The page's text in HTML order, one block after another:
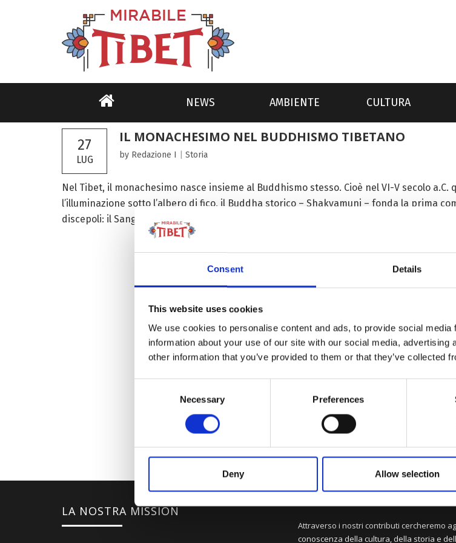
Consent Details
This website uses cookies
We use cookies to personalise content and ads, to provide social
information about your use of our site with our social media,
other information that you’ve provided to them or that they’ve collected
Necessary Preferences
Deny Allow selection
NEWS AMBIENTE CULTURA
27
LUG
IL MONACHESIMO NEL BUDDHISMO TIBETANO
by Redazione I Storia
Nel Tibet, il monachesimo nasce insieme al Buddhismo stesso. Cioè nel VI-V secolo a.C.
l’illuminazione sotto l’albero di fico, il Buddha storico – Shakyamuni – fonda la prima
discepoli: il Sangha. I primi monaci vivono di...
LA NOSTRA MISSION
Attraverso i nostri contributi cercheremo
conoscenza della cultura, della storia e